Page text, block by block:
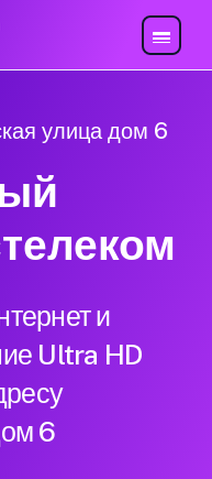
улица дом 6
и
Ultra HD
6